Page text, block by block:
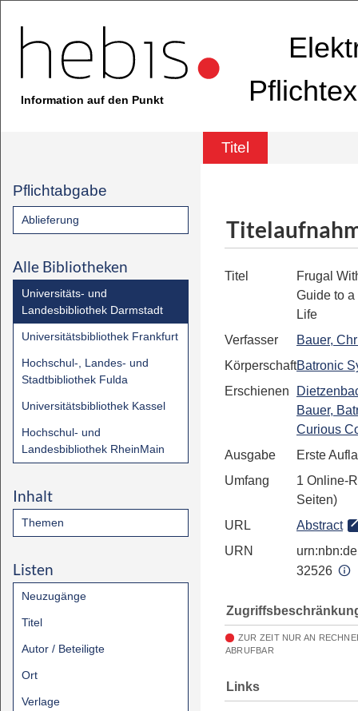
Information auf den Punkt
Titel
Pflichtabgabe
Ablieferung
Alle Bibliotheken
Universitäts- und
Landesbibliothek Darmstadt
Universitätsbibliothek Frankfurt
Hochschul-, Landes- und
Stadtbibliothek Fulda
Universitätsbibliothek Kassel
Hochschul- und
Landesbibliothek RheinMain
Inhalt
Themen
Listen
Neuzugänge
Titel
Autor / Beteiligte
Ort
Verlage
Titel
Frugal
Guide to
Life
Verfasser
Bauer,
KörperschaftBatronic
Erschienen
Bauer,
Curious
Ausgabe
Erste
Umfang
1 Online-
Seiten)
URL
Abstract
URN
32526
ZUR ZEIT NUR AN
ABRUFBAR
Links